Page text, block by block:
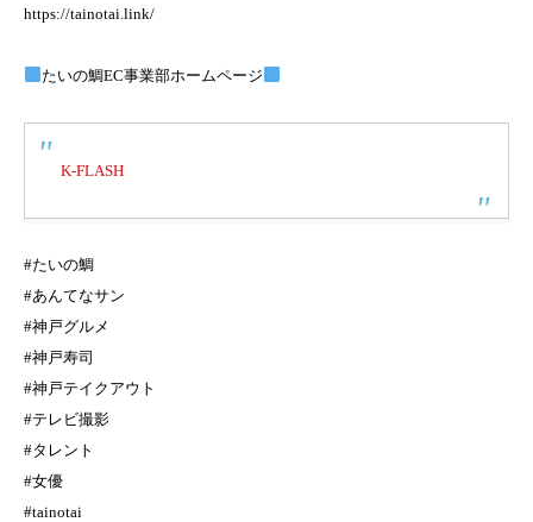
https://tainotai.link/
たいの鯛EC事業部ホームページ
K-FLASH
#たいの鯛
#あんてなサン
#神戸グルメ
#神戸寿司
#神戸テイクアウト
#テレビ撮影
#タレント
#女優
#tainotai